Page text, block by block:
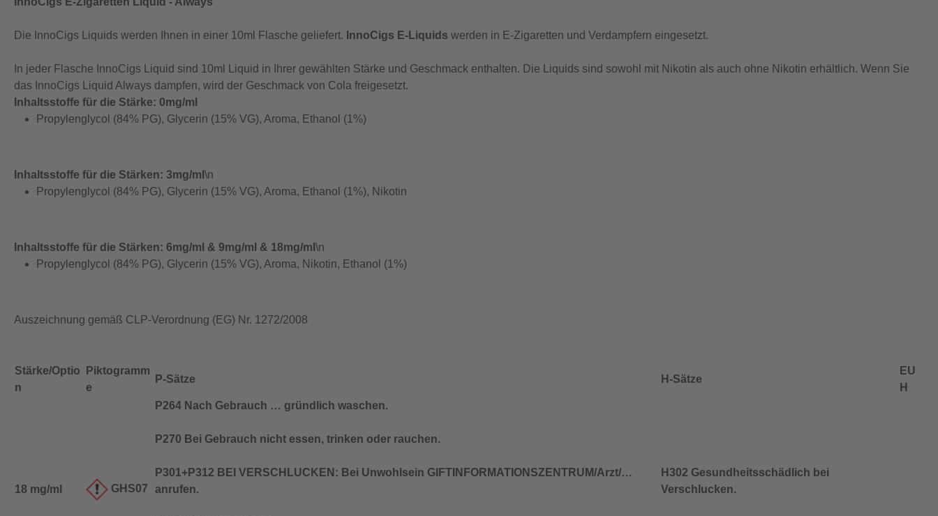
Die InnoCigs Liquids werden Ihnen in einer 10ml Flasche geliefert. InnoCigs E-Liquids werden in E-Zigaretten und Verdampfern eingesetzt.
In jeder Flasche InnoCigs Liquid sind 10ml Liquid in Ihrer gewählten Stärke und Geschmack enthalten. Die Liquids sind sowohl mit Nikotin als auch ohne Nikotin erhältlich. Wenn Sie
das InnoCigs Liquid Always dampfen, wird der Geschmack von Cola freigesetzt.
Inhaltsstoffe für die Stärke: 0mg/ml
Propylenglycol (84% PG), Glycerin (15% VG), Aroma, Ethanol (1%)
Inhaltsstoffe für die Stärken: 3mg/ml \n
Propylenglycol (84% PG), Glycerin (15% VG), Aroma, Ethanol (1%), Nikotin
Inhaltsstoffe für die Stärken: 6mg/ml & 9mg/ml & 18mg/ml \n
Propylenglycol (84% PG), Glycerin (15% VG), Aroma, Nikotin, Ethanol (1%)
Auszeichnung gemäß CLP-Verordnung (EG) Nr. 1272/2008
Stärke/Optio
n
Piktogramm
e
P-Sätze H-Sätze
EU
H
18 mg/ml GHS07
P264 Nach Gebrauch … gründlich waschen.
P270 Bei Gebrauch nicht essen, trinken oder rauchen.
P301+P312 BEI VERSCHLUCKEN: Bei Unwohlsein GIFTINFORMATIONSZENTRUM/Arzt/…
anrufen.
H302 Gesundheitsschädlich bei
Verschlucken.